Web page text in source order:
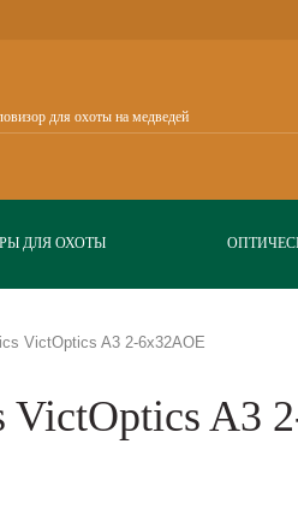
ДЛЯ ОХОТЫ
VictOptics A3 2-6x32AOE
VictOptics A3